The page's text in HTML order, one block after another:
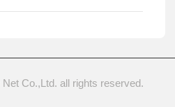
Co.,Ltd. all rights reserved.